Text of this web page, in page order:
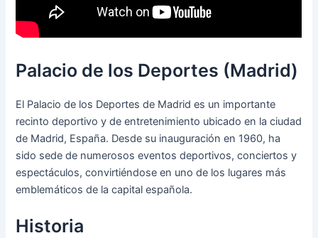
Palacio de los Deportes (Madrid)
El Palacio de los Deportes de Madrid es un importante
recinto deportivo y de entretenimiento ubicado en la ciudad
de Madrid, España. Desde su inauguración en 1960, ha
sido sede de numerosos eventos deportivos, conciertos y
espectáculos, convirtiéndose en uno de los lugares más
emblemáticos de la capital española.
Historia